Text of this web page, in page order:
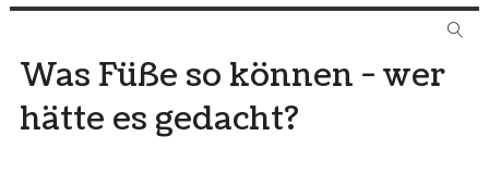
Was Füße so können - wer
hätte es gedacht?